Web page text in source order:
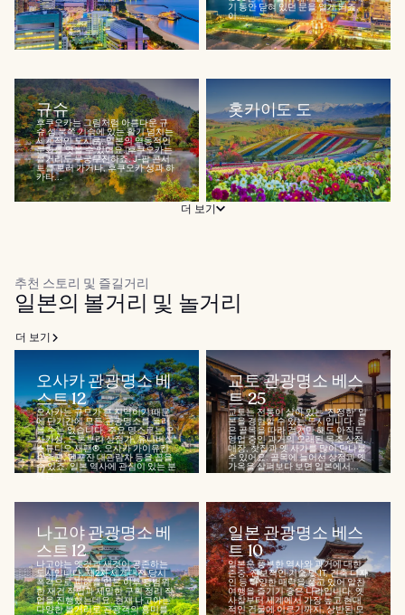
기 동안 닫혀 있던 문을 열게 되죠.
이...
규슈
후쿠오카는 그림처럼 아름다운 규
슈 섬 북쪽 기슭에 있는 활기 넘치는
세계적인 도시로, 일본의 역동적인
문화를 엿볼 수 있어요. 후쿠오카는
볼거리도 무궁무진하죠. J-팝 콘서
트를 보러 가거나, 후쿠오카 성과 하
카타...
홋카이도 도
더 보기
추천 스토리 및 즐길거리
일본의 볼거리 및 놀거리
더 보기
오사카 관광명소 베
스트 12
오사카는 규모가 큰 지역이기 때문
에 단기간에 모든 관광명소를 둘러
볼 수는 없습니다. 주요 명소로는 오
사카성, 도톤보리 상점가, 유니버설
스튜디오 재팬®, 오사카 가이유칸
수족관, 덴포잔 대관람차 등을 꼽을
수 있죠. 일본 역사에 관심이 있는 분
께는...
교토 관광명소 베스
트 25
교토는 전통이 살아 있는 '진정한' 일
본을 경험할 수 있는 도시입니다. 좁
은 골목을 따라 걷기만 해도 아직도
영업 중인 과거의 오래된 목조 상점,
매장, 찻집과 옛 사가를 많이 만나볼
수 있어요. 골목에 늘어선 상점과 옛
가옥을 살펴보다 보면 일본에서...
나고야 관광명소 베
스트 12
나고야는 옛것과 새것이 공존하는
도시입니다. 제2차 세계대전 당시
폭격으로 피해를 입은 이후 광범위
한 재건 작업과 세밀한 구획 정리 작
업을 진행했는데요. 현재 나고야는
다양한 볼거리로 관광객의 흥미를
일본 관광명소 베스
트 10
일본은 풍부한 역사와 과거에 대한
존중, 진보적인 기술 및 IT, 건축 디자
인 등 다양한 매력을 품고 있어 알찬
여행을 즐기기 좋은 나라입니다. 옛
사찰부터 세계에서 가장 높고 현대
적인 건물에 이르기까지, 상반된 모